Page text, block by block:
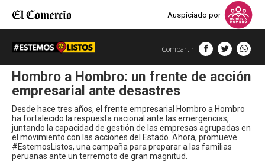
Auspiciado por
Compartir
Hombro a Hombro: un frente de acción
empresarial ante desastres
Desde hace tres años, el frente empresarial Hombro a Hombro
ha fortalecido la respuesta nacional ante las emergencias,
juntando la capacidad de gestión de las empresas agrupadas en
el movimiento con las acciones del Estado. Ahora, promueve
#EstemosListos, una campaña para preparar a las familias
peruanas ante un terremoto de gran magnitud.